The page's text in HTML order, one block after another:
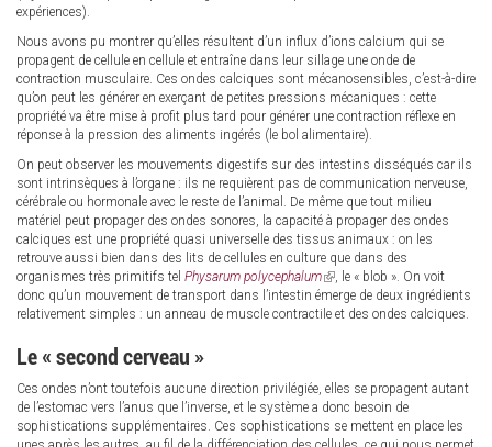
expériences).
Nous avons pu montrer qu’elles résultent d’un influx d’ions calcium qui se
propagent de cellule en cellule et entraîne dans leur sillage une onde de
contraction musculaire. Ces ondes calciques sont mécanosensibles, c’est-à-dire
qu’on peut les générer en exerçant de petites pressions mécaniques : cette
propriété va être mise à profit plus tard pour générer une contraction réflexe en
réponse à la pression des aliments ingérés (le bol alimentaire).
On peut observer les mouvements digestifs sur des intestins disséqués car ils
sont intrinsèques à l’organe : ils ne requièrent pas de communication nerveuse,
cérébrale ou hormonale avec le reste de l’animal. De même que tout milieu
matériel peut propager des ondes sonores, la capacité à propager des ondes
calciques est une propriété quasi universelle des tissus animaux : on les
retrouve aussi bien dans des lits de cellules en culture que dans des
organismes très primitifs tel Physarum polycephalum(link
is
external)
, le « blob ». On voit
donc qu’un mouvement de transport dans l’intestin émerge de deux ingrédients
relativement simples : un anneau de muscle contractile et des ondes calciques.
Le « second cerveau »
Ces ondes n’ont toutefois aucune direction privilégiée, elles se propagent autant
de l’estomac vers l’anus que l’inverse, et le système a donc besoin de
sophistications supplémentaires. Ces sophistications se mettent en place les